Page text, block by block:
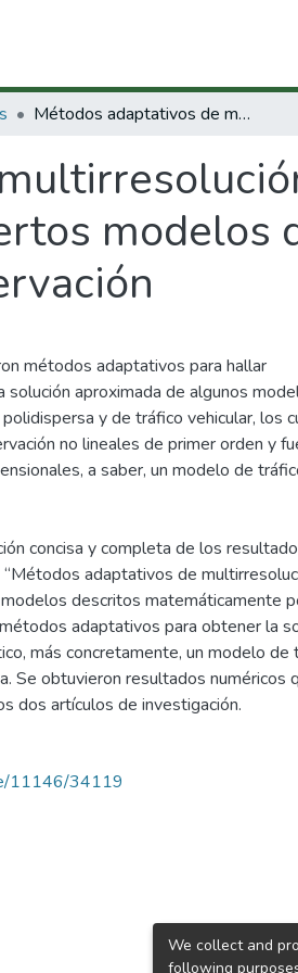
Métodos adaptativos de multirresolución aplicado a la solución numérica de ciertos modelos descritos matemáticamente por leyes de conservación
modelos
métodos adaptativos para hallar
aproximada de algunos
y de tráfico vehicular, los
no lineales de primer orden y
a saber, un modelo de
concisa y completa de los
adaptativos de
descritos matemáticamente
adaptativos para obtener la
más concretamente, un modelo de
Se obtuvieron resultados numéricos
dos artículos de investigación.
11146/34119
We collect and
following